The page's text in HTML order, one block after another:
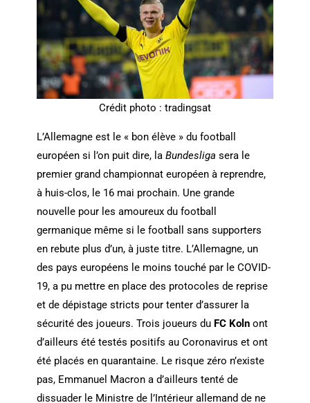
Crédit photo : tradingsat
L’Allemagne est le « bon élève » du football
européen si l’on puit dire, la Bundesliga sera le
premier grand championnat européen à reprendre,
à huis-clos, le 16 mai prochain. Une grande
nouvelle pour les amoureux du football
germanique même si le football sans supporters
en rebute plus d’un, à juste titre. L’Allemagne, un
des pays européens le moins touché par le COVID-
19, a pu mettre en place des protocoles de reprise
et de dépistage stricts pour tenter d’assurer la
sécurité des joueurs. Trois joueurs du FC Kolnont
d’ailleurs été testés positifs au Coronavirus et ont
été placés en quarantaine. Le risque zéro n’existe
pas, Emmanuel Macron a d’ailleurs tenté de
dissuader le Ministre de l’Intérieur allemand de ne